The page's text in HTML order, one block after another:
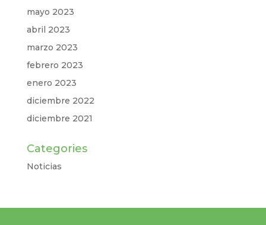
mayo 2023
abril 2023
marzo 2023
febrero 2023
enero 2023
diciembre 2022
diciembre 2021
Categories
Noticias